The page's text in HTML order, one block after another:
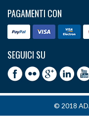
PAGAMENTI CON
SEGUICI SU
© 2018